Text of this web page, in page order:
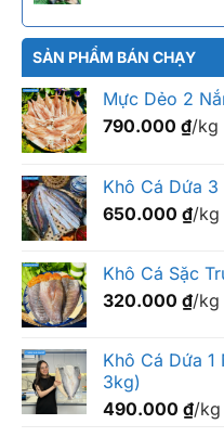
SẢN PHẨM BÁN CHẠY
Mực Dẻo 2
790.000 ₫/kg
Khô Cá Dứa 3
650.000 ₫/kg
Khô Cá Sặc
320.000 ₫/kg
Khô Cá Dứa 1
3kg)
490.000 ₫/kg